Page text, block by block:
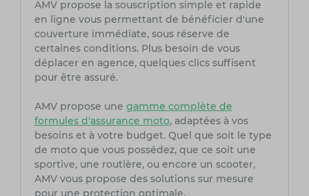
AMV propose la souscription simple et rapide
en ligne vous permettant de bénéficier d'une
couverture immédiate, sous réserve de
certaines conditions. Plus besoin de vous
déplacer en agence, quelques clics suffisent
pour être assuré.
AMV propose une gamme complète de
formules d'assurance moto, adaptées à vos
besoins et à votre budget. Quel que soit le type
de moto que vous possédez, que ce soit une
sportive, une routière, ou encore un scooter,
AMV vous propose des solutions sur mesure
pour une protection optimale.